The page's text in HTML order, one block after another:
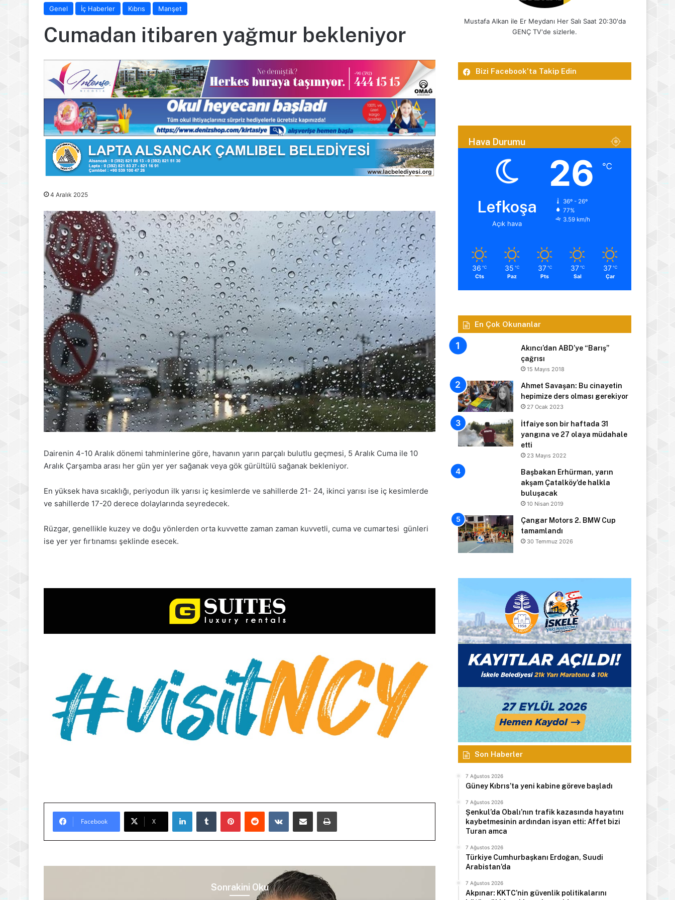
Genel İç Haberler Kıbrıs Manşet
Cumadan itibaren yağmur bekleniyor
4 Aralık 2025
Dairenin 4-10 Aralık dönemi tahminlerine göre, havanın yarın parçalı bulutlu geçmesi, 5 Aralık Cuma ile 10
Aralık Çarşamba arası her gün yer yer sağanak veya gök gürültülü sağanak bekleniyor.
En yüksek hava sıcaklığı, periyodun ilk yarısı iç kesimlerde ve sahillerde 21- 24, ikinci yarısı ise iç kesimlerde
ve sahillerde 17-20 derece dolaylarında seyredecek.
Rüzgar, genellikle kuzey ve doğu yönlerden orta kuvvette zaman zaman kuvvetli, cuma ve cumartesi günleri
ise yer yer fırtınamsı şeklinde esecek.
Facebook X
LinkedInTumblr PinterestReddit VKontakteE-Posta ile paylaş Yazdır
Sonrakini Oku
Mustafa Alkan ile Er Meydanı Her Salı Saat 20:30'da
GENÇ TV'de sizlerle.
Bizi Facebook’ta Takip Edin
Hava Durumu
Lefkoşa
Açık hava
26 ℃
36º - 26º
77%
3.59 km/h
36 ℃
Cts
35 ℃
Paz
37 ℃
Pts
37 ℃
Sal
37 ℃
Çar
En Çok Okunanlar
Akıncı’dan ABD’ye “Barış”
çağrısı
15 Mayıs 2018
Ahmet Savaşan: Bu cinayetin
hepimize ders olması gerekiyor
27 Ocak 2023
İtfaiye son bir haftada 31
yangına ve 27 olaya müdahale
etti
23 Mayıs 2022
Başbakan Erhürman, yarın
akşam Çatalköy’de halkla
buluşacak
10 Nisan 2019
Çangar Motors 2. BMW Cup
tamamlandı
30 Temmuz 2026
Son Haberler
7 Ağustos 2026
Güney Kıbrıs’ta yeni kabine göreve başladı
7 Ağustos 2026
Şenkul’da Obalı’nın trafik kazasında hayatını
kaybetmesinin ardından isyan etti: Affet bizi
Turan amca
7 Ağustos 2026
Türkiye Cumhurbaşkanı Erdoğan, Suudi
Arabistan’da
7 Ağustos 2026
Akpınar: KKTC’nin güvenlik politikalarını